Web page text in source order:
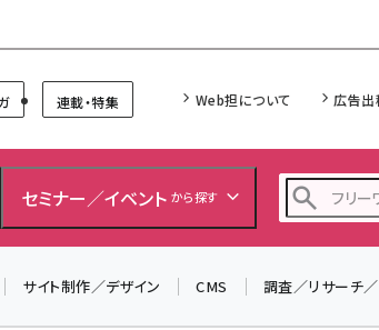
連載・特集 Web担について 広告出
セミナー／イベント から探す
サイト制作／デザイン CMS 調査／リサーチ
中！ ／
するための考え方を学べ
ーケティング フォーラム